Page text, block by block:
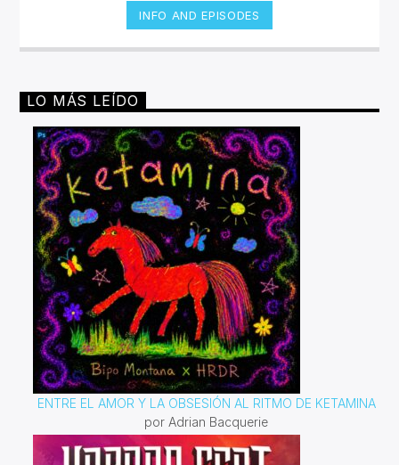
INFO AND EPISODES
LO MÁS LEÍDO
ENTRE EL AMOR Y LA OBSESIÓN AL RITMO DE KETAMINA
por Adrian Bacquerie